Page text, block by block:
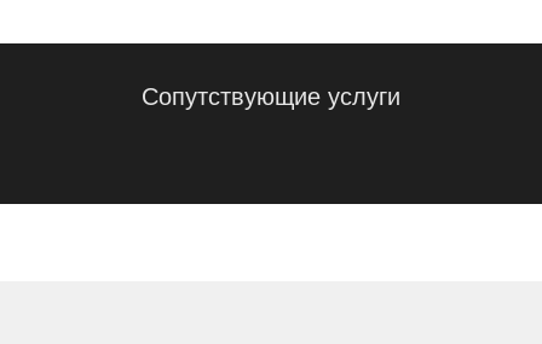
Сопутствующие услуги